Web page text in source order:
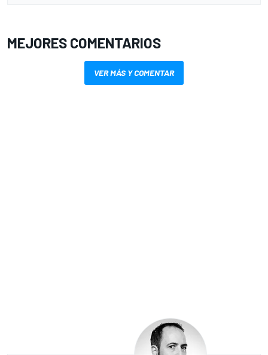
MEJORES COMENTARIOS
VER MÁS Y COMENTAR